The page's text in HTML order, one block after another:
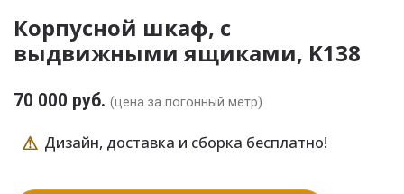
Корпусной шкаф, с
выдвижными ящиками, K138
70 000 руб. (цена за погонный метр)
⚠ Дизайн, доставка и сборка бесплатно!